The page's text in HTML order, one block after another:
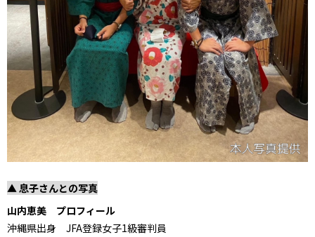
▲ 息子さんとの写真
山内恵美 プロフィール
沖縄県出身 JFA登録女子1級審判員